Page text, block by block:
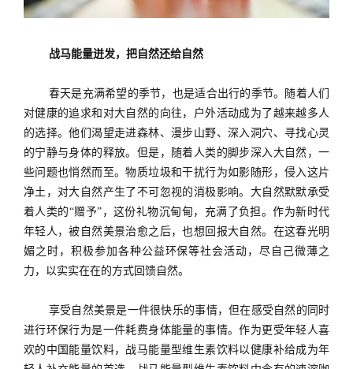
战马能量迸发，把自然还给自然
春天是充满希望的季节，也是适合出行的季节。随着人们
对健康的追求和对大自然的向往，户外活动成为了越来越多人
的选择。他们渴望走进森林、漫步山野、深入洞穴、寻找心灵
的宁静与身体的释放。但是，随着人类的脚步深入大自然，一
些问题也悄然而至。物质垃圾和干扰行为如影随形，侵入这片
净土，对大自然产生了不可忽视的消极影响。大自然默默承受
着人类的“赠予”，这份礼物沉甸甸，充满了负担。作为新时代
年轻人，被自然美景治愈之后，也想回报大自然。在这春光明
媚之时，积极参加各种公益环保等社会活动，尽自己微薄之
力，以实实在在的方式回馈自然。
享受自然美景是一件很快乐的事情，但在感受自然的同时
进行环保行为是一件耗费身体能量的事情。作为更受年轻人喜
欢的中国能量饮料，战马能量型维生素饮料以健康补给成为年